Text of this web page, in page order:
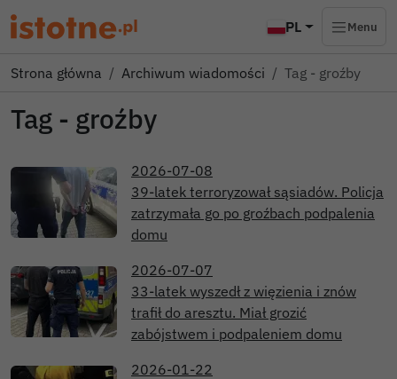
PL Menu
Strona główna Archiwum wiadomości Tag - groźby
Tag - groźby
2026-07-08
39-latek terroryzował sąsiadów. Policja
zatrzymała go po groźbach podpalenia
domu
2026-07-07
33-latek wyszedł z więzienia i znów
trafił do aresztu. Miał grozić
zabójstwem i podpaleniem domu
2026-01-22